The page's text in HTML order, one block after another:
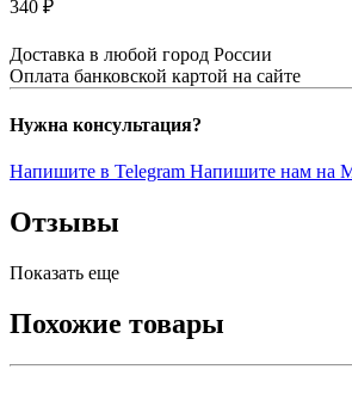
340 ₽
Доставка в любой город России
Оплата банковской картой на сайте
Нужна консультация?
Напишите в Telegram Напишите нам на
Отзывы
Показать еще
Похожие товары